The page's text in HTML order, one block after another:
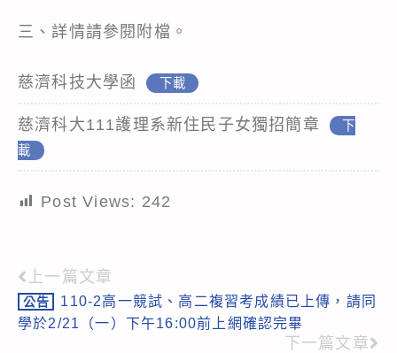
三、詳情請參閱附檔。
慈濟科技大學函 下載
慈濟科大111護理系新住民子女獨招簡章
下
載
Post Views: 242
Read
more
上一篇文章
公告
110-2高一競試、高二複習考成績已上傳，請同
學於2/21（一）下午16:00前上網確認完畢
下一篇文章